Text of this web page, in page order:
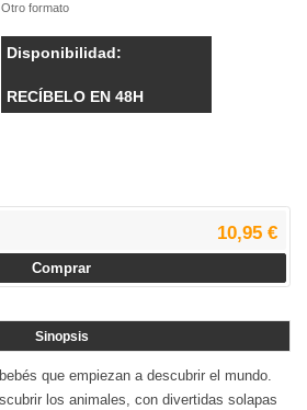
Otro formato
Disponibilidad:
RECÍBELO EN 48H
10,95 €
Comprar
Sinopsis
que empiezan a descubrir el mundo.
los animales, con divertidas solapas